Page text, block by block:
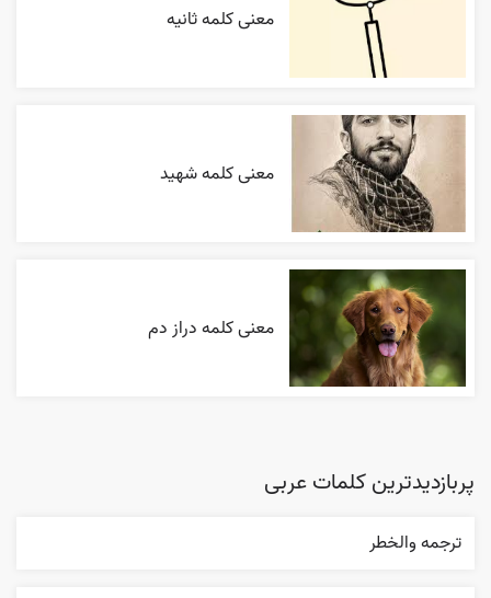
معنی کلمه ثانیه
معنی کلمه شهید
معنی کلمه دراز دم
پربازدیدترین کلمات عربی
ترجمه والخطر